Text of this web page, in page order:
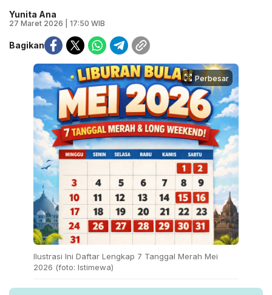
Yunita Ana
27 Maret 2026 | 17:50 WIB
Bagikan
Perbesar
Ilustrasi Ini Daftar Lengkap 7 Tanggal Merah Mei
2026 (foto: Istimewa)